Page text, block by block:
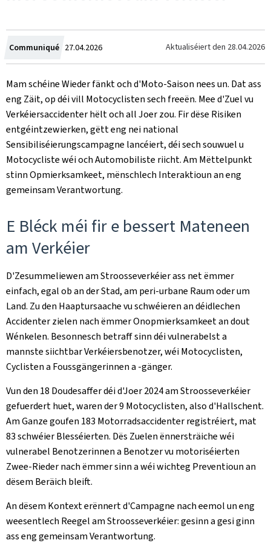
Communiqué Created
on
27.04.2026 Aktualiséiert den 28.04.2026
Mam schéine Wieder fänkt och d'Moto-Saison nees un. Dat ass
eng Zäit, op déi vill Motocyclisten sech freeën. Mee d'Zuel vu
Verkéiersaccidenter hëlt och all Joer zou. Fir dëse Risiken
entgéintzewierken, gëtt eng nei national
Sensibiliséierungscampagne lancéiert, déi sech souwuel u
Motocycliste wéi och Automobiliste riicht. Am Mëttelpunkt
stinn Opmierksamkeet, mënschlech Interaktioun an eng
gemeinsam Verantwortung.
E Bléck méi fir e bessert Mateneen
am Verkéier
D'Zesummeliewen am Stroosseverkéier ass net ëmmer
einfach, egal ob an der Stad, am peri-urbane Raum oder um
Land. Zu den Haaptursaache vu schwéieren an déidlechen
Accidenter zielen nach ëmmer Onopmierksamkeet an dout
Wénkelen. Besonnesch betraff sinn déi vulnerabelst a
mannste siichtbar Verkéiersbenotzer, wéi Motocyclisten,
Cyclisten a Foussgängerinnen a -gänger.
Vun den 18 Doudesaffer déi d'Joer 2024 am Stroosseverkéier
gefuerdert huet, waren der 9 Motocyclisten, also d'Hallschent.
Am Ganze goufen 183 Motorradsaccidenter registréiert, mat
83 schwéier Blesséierten. Dës Zuelen ënnersträiche wéi
vulnerabel Benotzerinnen a Benotzer vu motoriséierten
Zwee-Rieder nach ëmmer sinn a wéi wichteg Preventioun an
dësem Beräich bleift.
An dësem Kontext erënnert d'Campagne nach eemol un eng
weesentlech Reegel am Stroosseverkéier: gesinn a gesi ginn
ass eng gemeinsam Verantwortung.